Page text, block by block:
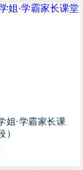
姐·学霸家长课
）